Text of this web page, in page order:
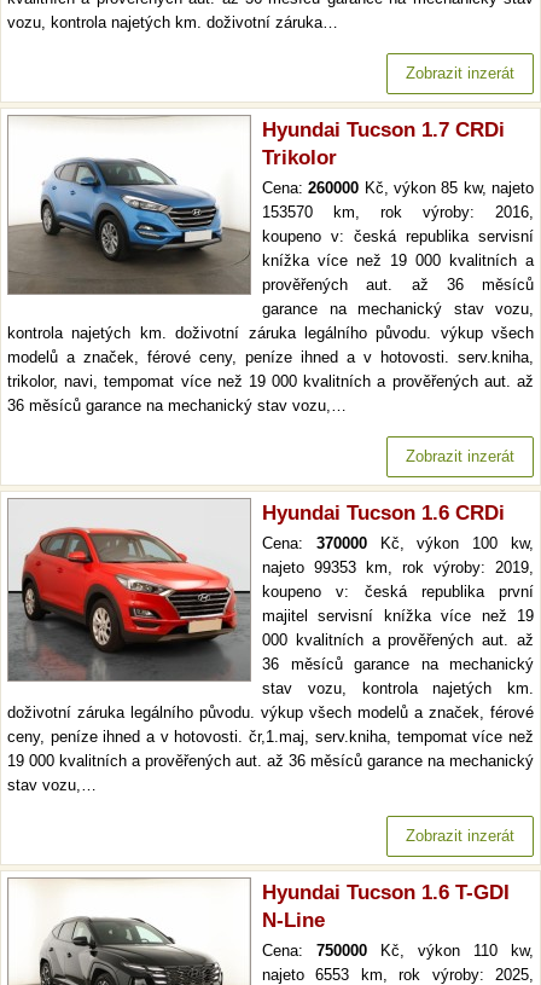
vozu, kontrola najetých km. doživotní záruka…
Zobrazit inzerát
Hyundai Tucson 1.7 CRDi
Trikolor
Cena:260000 Kč, výkon 85 kw, najeto
153570 km, rok výroby: 2016,
koupeno v: česká republika servisní
knížka více než 19 000 kvalitních a
prověřených aut. až 36 měsíců
garance na mechanický stav vozu,
kontrola najetých km. doživotní záruka legálního původu. výkup všech
modelů a značek, férové ceny, peníze ihned a v hotovosti. serv.kniha,
trikolor, navi, tempomat více než 19 000 kvalitních a prověřených aut. až
36 měsíců garance na mechanický stav vozu,…
Zobrazit inzerát
Hyundai Tucson 1.6 CRDi
Cena: 370000Kč, výkon 100 kw,
najeto 99353 km, rok výroby: 2019,
koupeno v: česká republika první
majitel servisní knížka více než 19
000 kvalitních a prověřených aut. až
36 měsíců garance na mechanický
stav vozu, kontrola najetých km.
doživotní záruka legálního původu. výkup všech modelů a značek, férové
ceny, peníze ihned a v hotovosti. čr,1.maj, serv.kniha, tempomat více než
19 000 kvalitních a prověřených aut. až 36 měsíců garance na mechanický
stav vozu,…
Zobrazit inzerát
Hyundai Tucson 1.6 T-GDI
N-Line
Cena: 750000 Kč, výkon 110 kw,
najeto 6553 km, rok výroby: 2025,